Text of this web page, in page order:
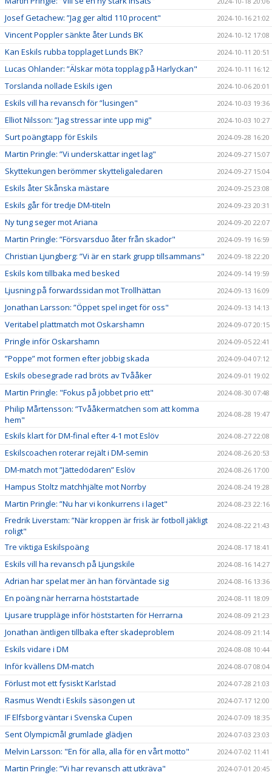
Josef Getachew: ”Jag ger altid 110 procent" 2024-10-16 21:02
Vincent Poppler sänkte åter Lunds BK 2024-10-12 17:08
Kan Eskils rubba topplaget Lunds BK? 2024-10-11 20:51
Lucas Ohlander: ”Älskar möta topplag på Harlyckan" 2024-10-11 16:12
Torslanda nollade Eskils igen 2024-10-06 20:01
Eskils vill ha revansch för ”lusingen" 2024-10-03 19:36
Elliot Nilsson: ”Jag stressar inte upp mig" 2024-10-03 10:27
Surt poängtapp för Eskils 2024-09-28 16:20
Martin Pringle: ”Vi underskattar inget lag" 2024-09-27 15:07
Skyttekungen berömmer skytteligaledaren 2024-09-27 15:04
Eskils åter Skånska mästare 2024-09-25 23:08
Eskils går för tredje DM-titeln 2024-09-23 20:31
Ny tung seger mot Ariana 2024-09-20 22:07
Martin Pringle: ”Försvarsduo åter från skador" 2024-09-19 16:59
Christian Ljungberg: ”Vi är en stark grupp tillsammans" 2024-09-18 22:20
Eskils kom tillbaka med besked 2024-09-14 19:59
Ljusning på forwardssidan mot Trollhättan 2024-09-13 16:09
Jonathan Larsson: ”Öppet spel inget för oss" 2024-09-13 14:13
Veritabel plattmatch mot Oskarshamn 2024-09-07 20:15
Pringle inför Oskarshamn 2024-09-05 22:41
”Poppe” mot formen efter jobbig skada 2024-09-04 07:12
Eskils obesegrade rad bröts av Tvååker 2024-09-01 19:02
Martin Pringle: "Fokus på jobbet prio ett" 2024-08-30 07:48
Philip Mårtensson: ”Tvååkermatchen som att komma
hem"
2024-08-28 19:47
Eskils klart för DM-final efter 4-1 mot Eslöv 2024-08-27 22:08
Eskilscoachen roterar rejält i DM-semin 2024-08-26 20:53
DM-match mot ”Jättedödaren” Eslöv 2024-08-26 17:00
Hampus Stoltz matchhjälte mot Norrby 2024-08-24 19:28
Martin Pringle: ”Nu har vi konkurrens i laget" 2024-08-23 22:16
Fredrik Liverstam: ”När kroppen är frisk är fotboll jäkligt
roligt"
2024-08-22 21:43
Tre viktiga Eskilspoäng 2024-08-17 18:41
Eskils vill ha revansch på Ljungskile 2024-08-16 14:27
Adrian har spelat mer än han förväntade sig 2024-08-16 13:36
En poäng när herrarna höststartade 2024-08-11 18:09
Ljusare truppläge inför höststarten för Herrarna 2024-08-09 21:23
Jonathan äntligen tillbaka efter skadeproblem 2024-08-09 21:14
Eskils vidare i DM 2024-08-08 10:44
Inför kvällens DM-match 2024-08-07 08:04
Förlust mot ett fysiskt Karlstad 2024-07-28 21:03
Rasmus Wendt i Eskils säsongen ut 2024-07-17 12:00
IF Elfsborg väntar i Svenska Cupen 2024-07-09 18:35
Sent Olympicmål grumlade glädjen 2024-07-03 23:03
Melvin Larsson: "En för alla, alla för en vårt motto" 2024-07-02 11:41
Martin Pringle: ”Vi har revansch att utkräva" 2024-07-01 20:45